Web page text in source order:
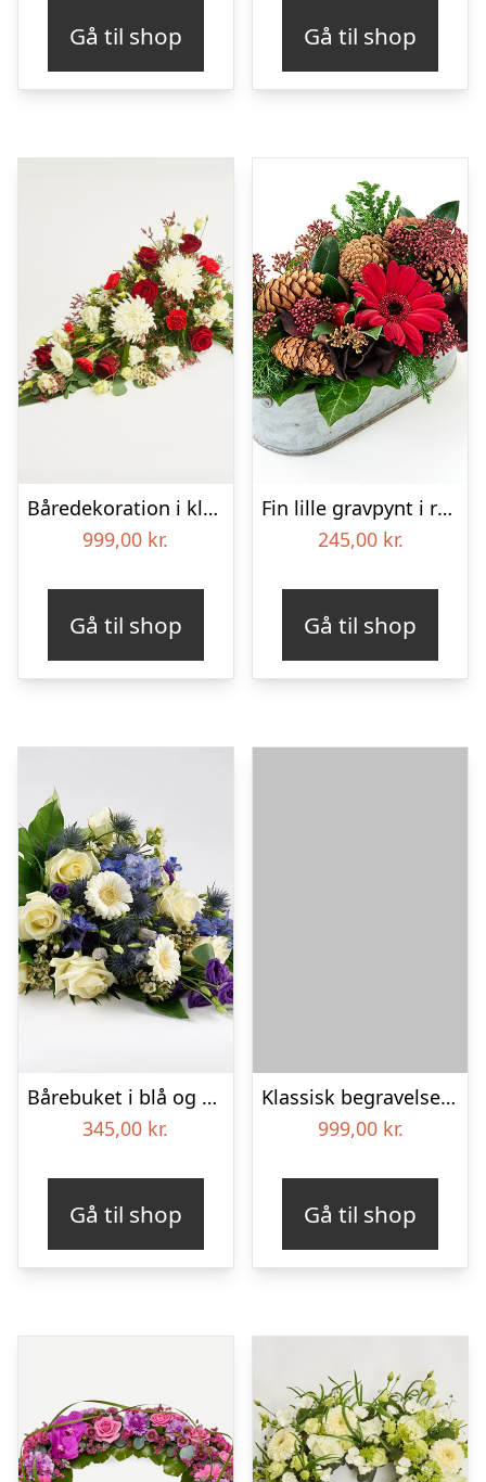
Gå til shop Gå til shop
Båredekoration i klassisk stil – rød og hvid
999,00 kr.
Gå til shop
Fin lille gravpynt i rød, floristens valg – Blomster til begravelse
245,00 kr.
Gå til shop
Bårebuket i blå og hvide nuancer – Blomster til begravelse
345,00 kr.
Gå til shop
Klassisk begravelses­krans
999,00 kr.
Gå til shop